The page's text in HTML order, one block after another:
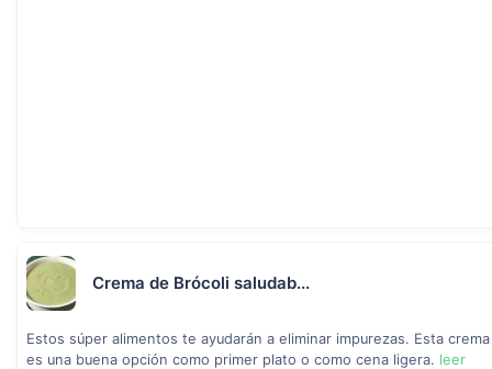
Crema de Brócoli saludab...
Estos súper alimentos te ayudarán a eliminar impurezas. Esta crema
es una buena opción como primer plato o como cena ligera. leer